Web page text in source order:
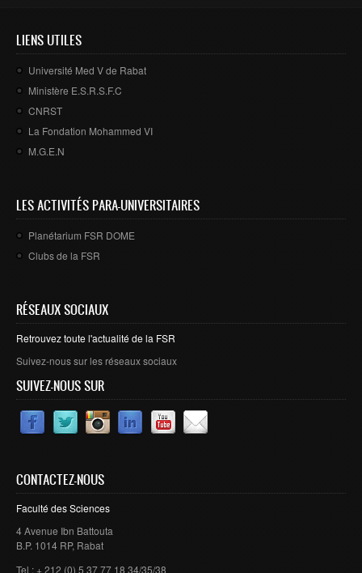
LIENS UTILES
Université Med V de Rabat
Ministère E.S.R.S.F.C
CNRST
La Fondation Mohammed VI
M.G.E.N
LES ACTIVITÉS PARA-UNIVERSITAIRES
Planétarium FSR DOME
Clubs de la FSR
RÉSEAUX SOCIAUX
Retrouvez toute l'actualité de la FSR
Suivez-nous sur les réseaux sociaux
SUIVEZ-NOUS SUR
CONTACTEZ-NOUS
Faculté des Sciences
4 Avenue Ibn Battouta
B.P. 1014 RP, Rabat
Tel : + 212 (0) 5 37 77 18 34/35/38